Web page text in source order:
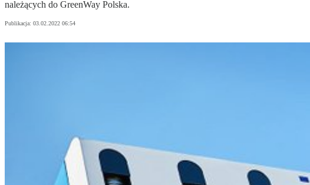
należących do GreenWay Polska.
Publikacja: 03.02.2022 06:54